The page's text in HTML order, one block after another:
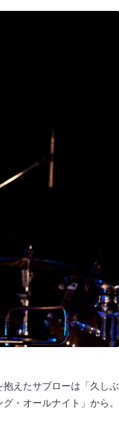
えたサブローは「久しぶ
・オールナイト」から。